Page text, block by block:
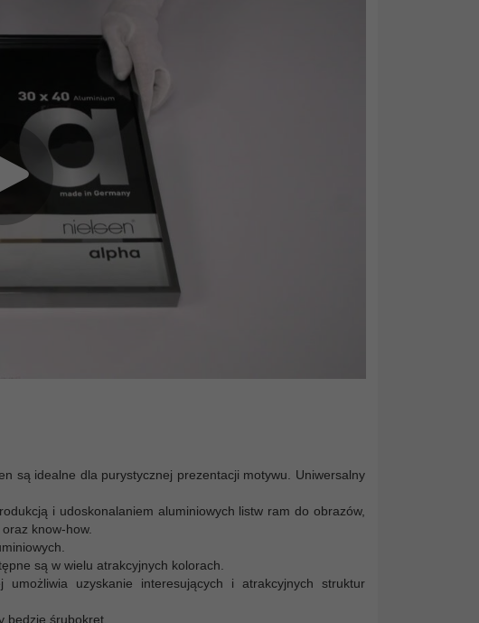
są idealne dla purystycznej prezentacji motywu. Uniwersalny
i udoskonalaniem aluminiowych listw ram do obrazów,
know-how.
są w wielu atrakcyjnych kolorach.
uzyskanie interesujących i atrakcyjnych struktur
będzie śrubokręt.